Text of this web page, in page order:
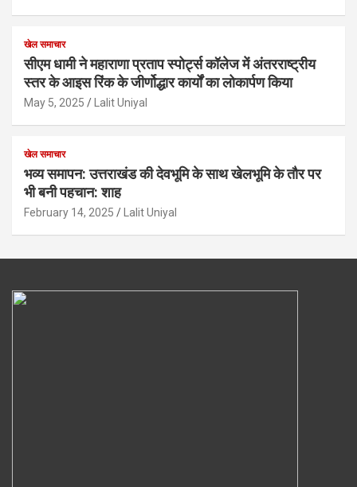
खेल समाचार
सीएम धामी ने महाराणा प्रताप स्पोर्ट्स कॉलेज में अंतरराष्ट्रीय
स्तर के आइस रिंक के जीर्णोद्धार कार्यों का लोकार्पण किया
May 5, 2025 Lalit Uniyal
खेल समाचार
भव्य समापन: उत्तराखंड की देवभूमि के साथ खेलभूमि के तौर पर
भी बनी पहचान: शाह
February 14, 2025 Lalit Uniyal